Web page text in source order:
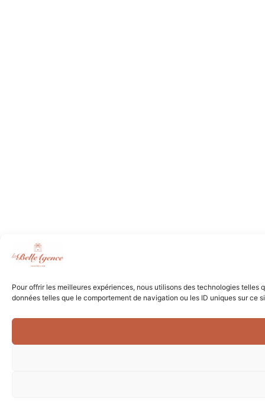
Pour offrir les meilleures expériences, nous utilisons des technologies
données telles que le comportement de navigation ou les ID uniques sur